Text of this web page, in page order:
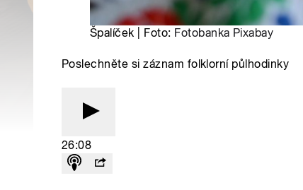
Špalíček | Foto: Fotobanka Pixabay
Poslechněte si záznam folklorní půlhodinky
26:08